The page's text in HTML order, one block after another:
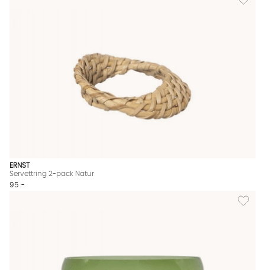
ERNST
Servettring 2-pack Natur
95 :-
Lägg